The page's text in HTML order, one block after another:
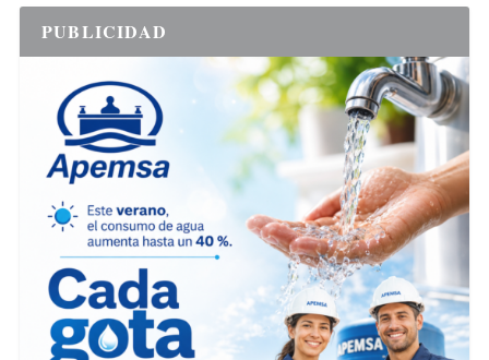
PUBLICIDAD